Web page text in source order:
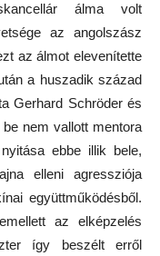
álma volt
az angolszász
az álmot elevenítette
a huszadik század
Gerhard Schröder és
nem vallott mentora
ebbe illik bele,
elleni agressziója
együttműködésből.
az elképzelés
így beszélt erről